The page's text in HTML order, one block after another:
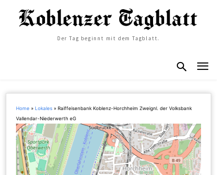
Der Tag beginnt mit dem Tagblatt.
Home »Lokales »Raiffeisenbank Koblenz-Horchheim Zweignl. der Volksbank
Vallendar-Niederwerth eG